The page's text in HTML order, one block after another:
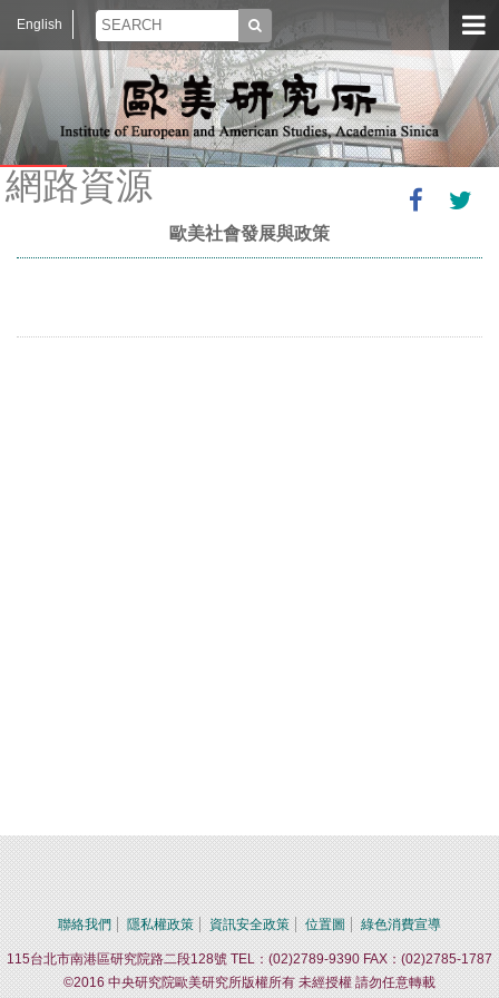
English
網路資源
歐美社會發展與政策
聯絡我們 隱私權政策 資訊安全政策 位置圖 綠色消費宣導
115台北市南港區研究院路二段128號 TEL：(02)2789-9390 FAX：(02)2785-1787
©2016 中央研究院歐美研究所版權所有 未經授權 請勿任意轉載